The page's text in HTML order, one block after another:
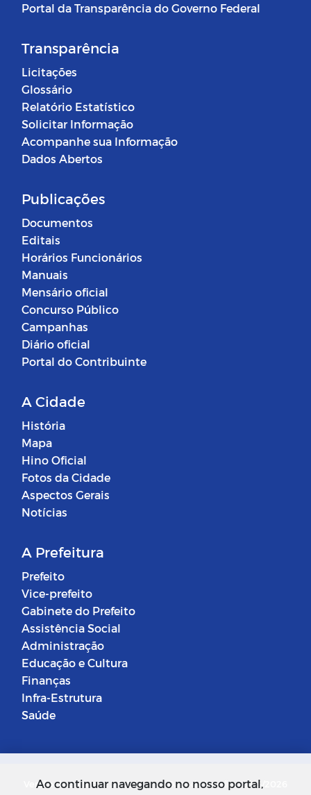
Portal da Transparência do Governo Federal
Transparência
Licitações
Glossário
Relatório Estatístico
Solicitar Informação
Acompanhe sua Informação
Dados Abertos
Publicações
Documentos
Editais
Horários Funcionários
Manuais
Mensário oficial
Concurso Público
Campanhas
Diário oficial
Portal do Contribuinte
A Cidade
História
Mapa
Hino Oficial
Fotos da Cidade
Aspectos Gerais
Notícias
A Prefeitura
Prefeito
Vice-prefeito
Gabinete do Prefeito
Assistência Social
Administração
Educação e Cultura
Finanças
Infra-Estrutura
Saúde
Versão do Sistema: 5.0.268 Data da Versão: 18/03/2026
Ao continuar navegando no nosso portal,